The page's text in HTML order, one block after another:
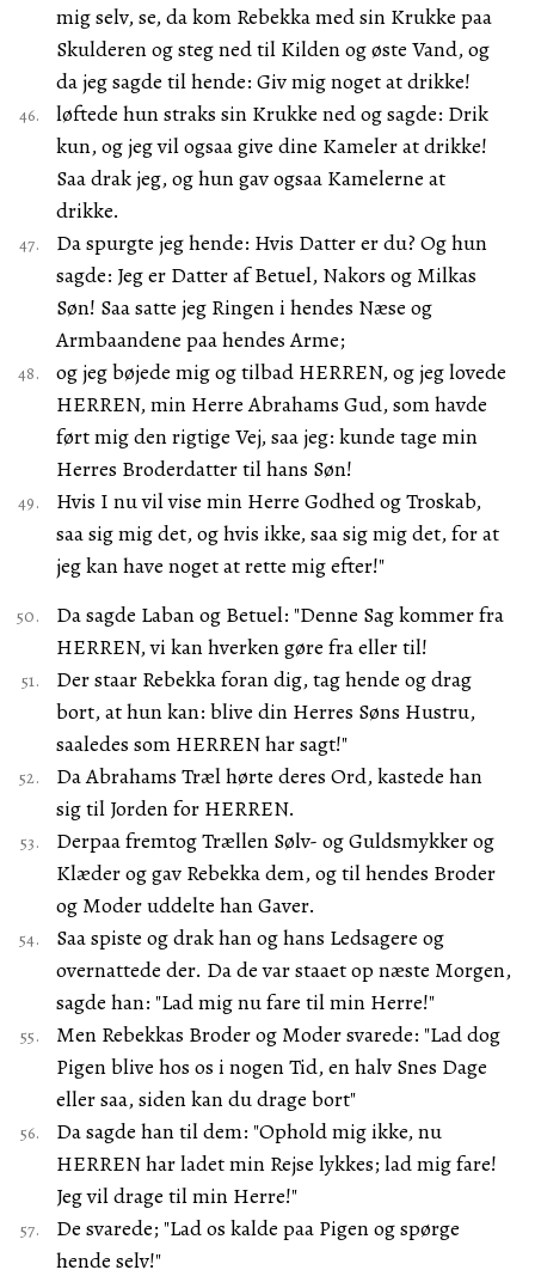
mig selv, se, da kom Rebekka med sin Krukke paa
Skulderen og steg ned til Kilden og øste Vand, og
da jeg sagde til hende: Giv mig noget at drikke!
løftede hun straks sin Krukke ned og sagde: Drik
kun, og jeg vil ogsaa give dine Kameler at drikke!
Saa drak jeg, og hun gav ogsaa Kamelerne at
drikke.
Da spurgte jeg hende: Hvis Datter er du? Og hun
sagde: Jeg er Datter af Betuel, Nakors og Milkas
Søn! Saa satte jeg Ringen i hendes Næse og
Armbaandene paa hendes Arme;
og jeg bøjede mig og tilbad HERREN, og jeg lovede
HERREN, min Herre Abrahams Gud, som havde
ført mig den rigtige Vej, saa jeg: kunde tage min
Herres Broderdatter til hans Søn!
Hvis I nu vil vise min Herre Godhed og Troskab,
saa sig mig det, og hvis ikke, saa sig mig det, for at
jeg kan have noget at rette mig efter!"
Da sagde Laban og Betuel: "Denne Sag kommer fra
HERREN, vi kan hverken gøre fra eller til!
Der staar Rebekka foran dig, tag hende og drag
bort, at hun kan: blive din Herres Søns Hustru,
saaledes som HERREN har sagt!"
Da Abrahams Træl hørte deres Ord, kastede han
sig til Jorden for HERREN.
Derpaa fremtog Trællen Sølv- og Guldsmykker og
Klæder og gav Rebekka dem, og til hendes Broder
og Moder uddelte han Gaver.
Saa spiste og drak han og hans Ledsagere og
overnattede der. Da de var staaet op næste Morgen,
sagde han: "Lad mig nu fare til min Herre!"
Men Rebekkas Broder og Moder svarede: "Lad dog
Pigen blive hos os i nogen Tid, en halv Snes Dage
eller saa, siden kan du drage bort"
Da sagde han til dem: "Ophold mig ikke, nu
HERREN har ladet min Rejse lykkes; lad mig fare!
Jeg vil drage til min Herre!"
De svarede; "Lad os kalde paa Pigen og spørge
hende selv!"